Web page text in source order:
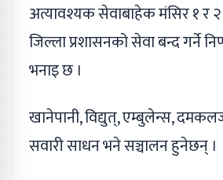
अत्यावश्यक सेवाबाहेक मंसिर १ र
जिल्ला प्रशासनको सेवा बन्द गर्ने
भनाइ छ ।
खानेपानी, विद्युत्, एम्बुलेन्स,
सवारी साधन भने सञ्चालन हुनेछन् ।